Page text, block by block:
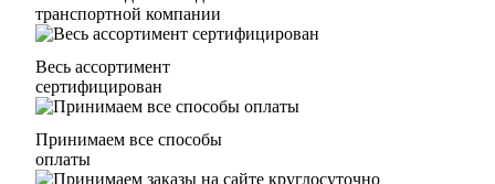
транспортной компании
Весь ассортимент
сертифицирован
Принимаем все способы
оплаты